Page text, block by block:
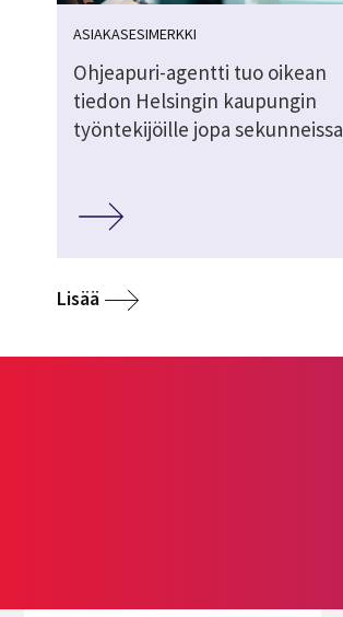
ASIAKASESIMERKKI
Ohjeapuri-agentti tuo oikean
tiedon Helsingin kaupungin
työntekijöille jopa sekunneissa
Lisää